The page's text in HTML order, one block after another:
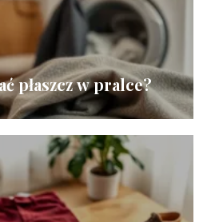
płaszcz w pralce?